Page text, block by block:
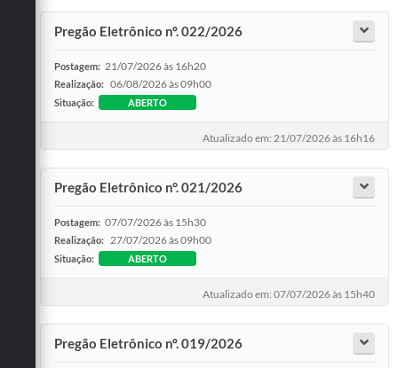
Pregão Eletrônico nº. 022/2026
Postagem: 21/07/2026 às 16h20
Realização: 06/08/2026 às 09h00
Situação: ABERTO
Atualizado em: 21/07/2026 às 16h16
Pregão Eletrônico n°. 021/2026
Postagem: 07/07/2026 às 15h30
Realização: 27/07/2026 às 09h00
Situação: ABERTO
Atualizado em: 07/07/2026 às 15h40
Pregão Eletrônico nº. 019/2026